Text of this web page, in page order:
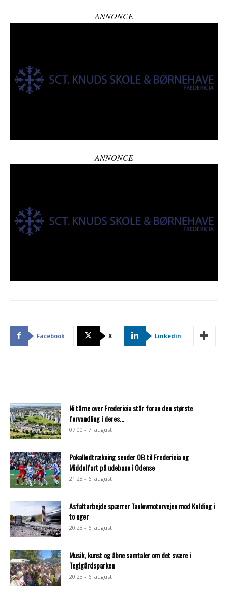
ANNONCE
ANNONCE
Facebook X Linkedin
Ni tårne over Fredericia står foran den største
forvandling i deres...
07:00 - 7. august
Pokallodtrækning sender OB til Fredericia og
Middelfart på udebane i Odense
21:28 - 6. august
Asfaltarbejde spærrer Taulovmotorvejen mod Kolding i
to uger
20:28 - 6. august
Musik, kunst og åbne samtaler om det svære i
Teglgårdsparken
20:23 - 6. august